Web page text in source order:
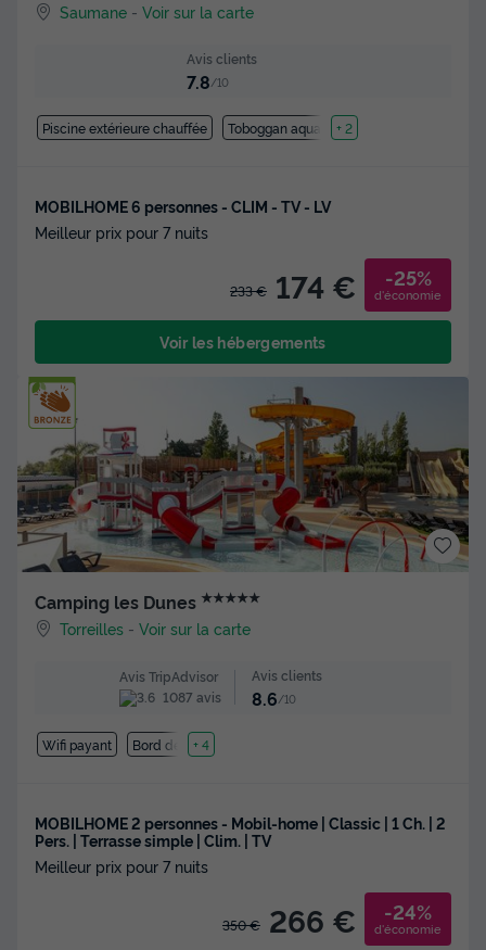
Saumane -Voir sur la carte
Avis clients
7.8/10
Piscine extérieure chauffée Toboggan aquatique
+ 2
MOBILHOME 6 personnes - CLIM - TV - LV
Meilleur prix pour 7 nuits
233 € 174 € -25%
d'économie
Voir les hébergements
Camping les Dunes ★★★★★
Torreilles -Voir sur la carte
Avis TripAdvisor
1087 avis
Avis clients
8.6/10
Wifi payant Bord de mer
+ 4
MOBILHOME 2 personnes - Mobil-home | Classic | 1 Ch. | 2
Pers. | Terrasse simple | Clim. | TV
Meilleur prix pour 7 nuits
350 € 266 € -24%
d'économie